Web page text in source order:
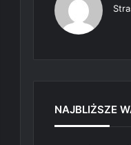
NAJBLIŻSZE